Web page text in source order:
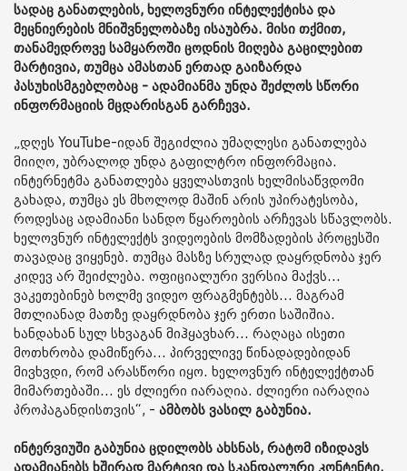
სადაც განათლების, ხელოვნური ინტელექტისა და
მეცნიერების მნიშვნელობაზე ისაუბრა. მისი თქმით,
თანამედროვე სამყაროში ცოდნის მიღება გაცილებით
მარტივია, თუმცა ამასთან ერთად გაიზარდა
პასუხისმგებლობაც - ადამიანმა უნდა შეძლოს სწორი
ინფორმაციის მცდარისგან გარჩევა.
„დღეს YouTube-იდან შეგიძლია უმაღლესი განათლება
მიიღო, უბრალოდ უნდა გაფილტრო ინფორმაცია.
ინტერნეტმა განათლება ყველასთვის ხელმისაწვდომი
გახადა, თუმცა ეს მხოლოდ მაშინ არის უპირატესობა,
როდესაც ადამიანი სანდო წყაროების არჩევას სწავლობს.
ხელოვნურ ინტელექტს ვიდეოების მომზადების პროცესში
თავადაც ვიყენებ. თუმცა მასზე სრულად დაყრდნობა ჯერ
კიდევ არ შეიძლება. ოფიციალური ვერსია მაქვს...
ვაკეთებინებ ხოლმე ვიდეო ფრაგმენტებს... მაგრამ
მთლიანად მათზე დაყრდნობა ჯერ ერთი საშიშია.
ხანდახან სულ სხვაგან მიჰყავხარ... რაღაცა ისეთი
მოთხრობა დამიწერა... პირველივე წინადადებიდან
მივხვდი, რომ არასწორი იყო. ხელოვნურ ინტელექტთან
მიმართებაში... ეს ძლიერი იარაღია. ძლიერი იარაღია
პროპაგანდისთვის“, - ამბობს ვასილ გაბუნია.
ინტერვიუში გაბუნია ცდილობს ახსნას, რატომ იზიდავს
ადამიანებს ხშირად მარტივი და სკანდალური კონტენტი,